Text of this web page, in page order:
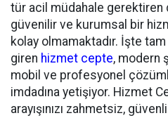
tür acil müdahale
güvenilir ve kurumsal bir
kolay olmamaktadır. İşte
giren hizmet cepte, modern
mobil ve profesyonel
imdadına yetişiyor. Hizmet
arayışınızı zahmetsiz,